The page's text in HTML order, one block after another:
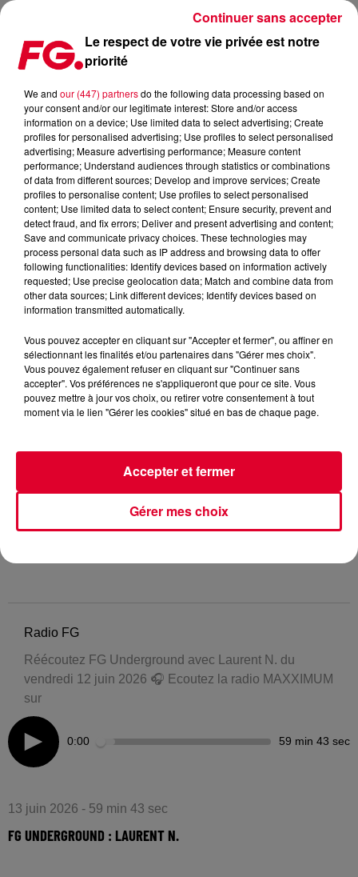
FG UNDERGROUND : LAURENT N.
Radio FG
Réécoutez FG Underground avec Laurent N. du
vendredi 12 juin 2026 🎧 Ecoutez la radio MAXXIMUM
sur
0:00 59 min 43 sec
13 juin 2026 - 59 min 43 sec
FG UNDERGROUND : LAURENT N.
Le respect de votre vie privée est notre
priorité
We and our (447) partnersdo the following data processing based on
your consent and/or our legitimate interest: Store and/or access
information on a device; Use limited data to select advertising; Create
profiles for personalised advertising; Use profiles to select personalised
advertising; Measure advertising performance; Measure content
performance; Understand audiences through statistics or combinations
of data from different sources; Develop and improve services; Create
profiles to personalise content; Use profiles to select personalised
content; Use limited data to select content; Ensure security, prevent and
detect fraud, and fix errors; Deliver and present advertising and content;
Save and communicate privacy choices. These technologies may
process personal data such as IP address and browsing data to offer
following functionalities: Identify devices based on information actively
requested; Use precise geolocation data; Match and combine data from
other data sources; Link different devices; Identify devices based on
information transmitted automatically.
Vous pouvez accepter en cliquant sur "Accepter et fermer", ou affiner en
sélectionnant les finalités et/ou partenaires dans "Gérer mes choix".
Vous pouvez également refuser en cliquant sur "Continuer sans
accepter". Vos préférences ne s'appliqueront que pour ce site. Vous
pouvez mettre à jour vos choix, ou retirer votre consentement à tout
moment via le lien "Gérer les cookies" situé en bas de chaque page.
Gérer mes choix
Accepter et fermer
Continuer sans accepter